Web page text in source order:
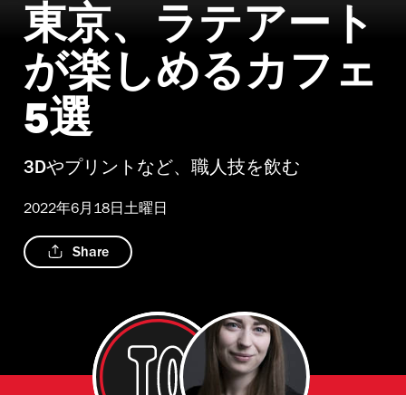
Roar Coffee House and Roastery
東京、ラテアート
が楽しめるカフェ
5選
3Dやプリントなど、職人技を飲む
2022年6月18日土曜日
Share